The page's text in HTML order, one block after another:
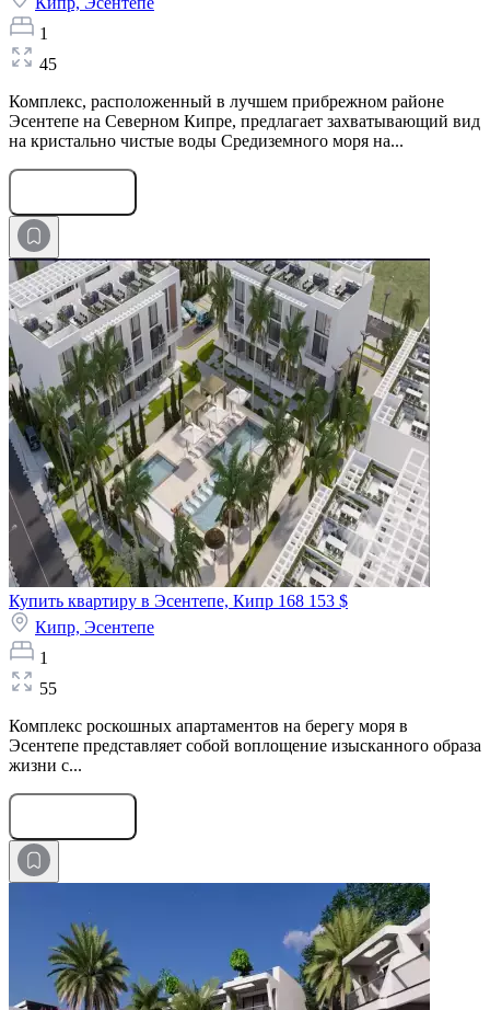
1
45
Комплекс, расположенный в лучшем прибрежном районе
Эсентепе на Северном Кипре, предлагает захватывающий вид
на кристально чистые воды Средиземного моря на...
Купить квартиру в Эсентепе, Кипр 168 153 $
Кипр, Эсентепе
1
55
Комплекс роскошных апартаментов на берегу моря в
Эсентепе представляет собой воплощение изысканного образа
жизни с...